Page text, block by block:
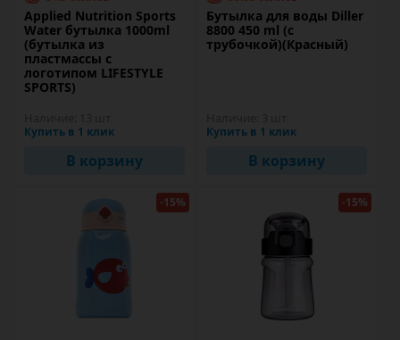
Applied Nutrition Sports
Water бутылка 1000ml
(бутылка из
пластмассы с
логотипом LIFESTYLE
SPORTS)
Купить в 1 клик
В корзину
Бутылка для воды Diller
8800 450 ml (с
трубочкой)(Красный)
Купить в 1 клик
В корзину
-15% -15%